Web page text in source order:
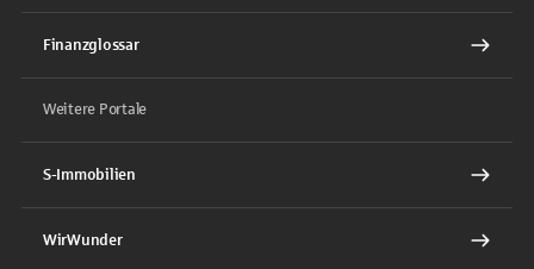
Finanzglossar
Weitere Portale
S-Immobilien
WirWunder